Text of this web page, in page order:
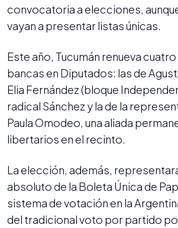
convocatoria a elecciones,
vayan a presentar listas únicas.
Este año, Tucumán renueva cuatro
bancas en Diputados: las de
Elia Fernández (bloque
radical Sánchez y la de la
Paula Omodeo, una aliada
libertarios en el recinto.
La elección, además,
absoluto de la Boleta Única de
sistema de votación en la
del tradicional voto por partido